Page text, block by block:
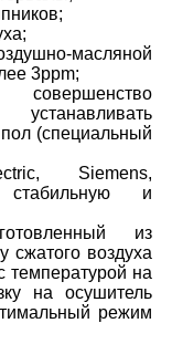
масляной
3ppm;
(специальный
Siemens,
стабильную и
из
сжатого воздуха
температурой на
на осушитель
режим